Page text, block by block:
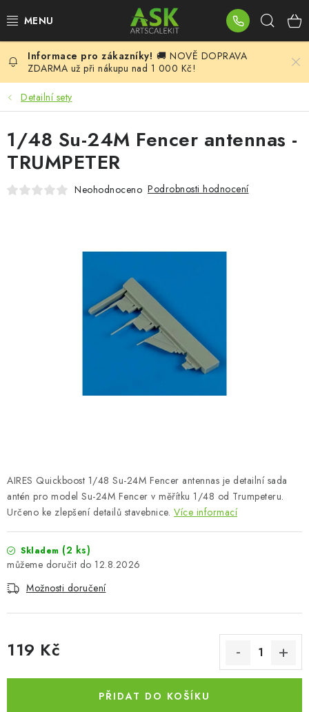
na
BLOG
SUMMER DAYS
WARHAMMER
ASK PRODUKTY
BARVY A POMŮCKY
O nás Moje objednávka Kontakty
Doprava a platba
Obchodní podmínky
Podmínky ochrany osobních údajů
Reklamační řád
Velkoobchod (B2B)
Převodník modelářských barev
🚚 NOVĚ DOPRAVA
ZDARMA už při nákupu nad 1 000 Kč!
Detailní sety
AIRES Quickboost 1/48 Su-24M Fencer antennas je detailní sada
antén pro model Su-24M Fencer v měřítku 1/48 od Trumpeteru.
Určeno ke zlepšení detailů stavebnice. Více informací
Skladem (2 ks)
12.8.2026
Možnosti doručení
119 Kč
PŘIDAT DO KOŠÍKU
1/48 Su-24M Fencer antennas -
TRUMPETER
Neohodnoceno Podrobnosti hodnocení